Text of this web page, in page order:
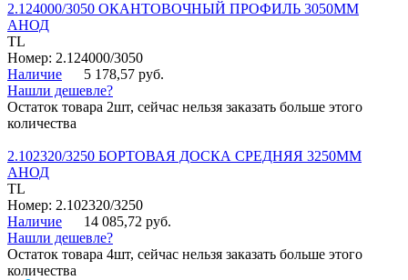
2.124000/3050 ОКАНТОВОЧНЫЙ ПРОФИЛЬ 3050ММ
АНОД
TL
Номер: 2.124000/3050
Наличие
5 178,57 руб.
Нашли дешевле?
Остаток товара 2шт, сейчас нельзя заказать больше этого
количества
2.102320/3250 БОРТОВАЯ ДОСКА СРЕДНЯЯ 3250ММ
АНОД
TL
Номер: 2.102320/3250
Наличие
14 085,72 руб.
Нашли дешевле?
Остаток товара 4шт, сейчас нельзя заказать больше этого
количества